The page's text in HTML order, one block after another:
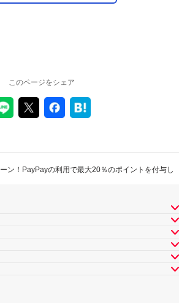
このページをシェア
ン！PayPayの利用で最大20％のポイントを付与し